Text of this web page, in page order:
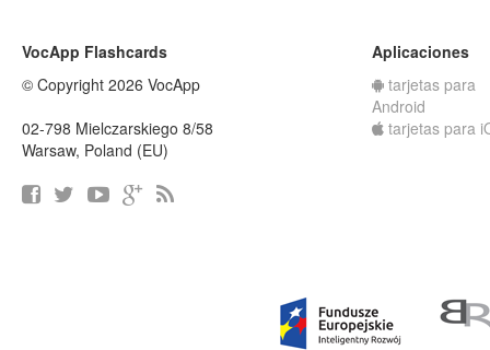
VocApp Flashcards
© Copyright 2026 VocApp
02-798 Mielczarskiego 8/58
Warsaw, Poland (EU)
Aplicaciones
tarjetas para
Android
tarjetas para